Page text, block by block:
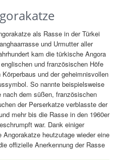
als Rasse in der Türkei
und Urmutter aller
kam die türkische Angora
und französischen Höfe
und der geheimnisvollen
So nannte beispielsweise
dem süßen, französischen
der Perserkatze verblasste der
mehr bis die Rasse in den 1960er
war. Dank einiger
heutzutage wieder eine
offizielle Anerkennung der Rasse